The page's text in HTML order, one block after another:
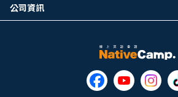
公司資訊